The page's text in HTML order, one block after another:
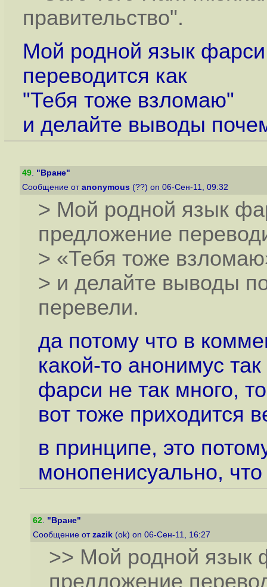
правительство".
Мой родной язык
переводится как
"Тебя тоже взломаю"
и делайте выводы
49. "Вране"
Сообщение от anonymous (??) on 06-Сен-11, 09:32
> Мой родной язык
предложение
> «Тебя тоже
> и делайте выводы
перевели.
да потому что в
какой-то анонимус
фарси не так много,
вот тоже приходится
в принципе, это
монопенисуально,
62. "Вране"
Сообщение от zazik (ok) on 06-Сен-11, 16:27
>> Мой родной язык
предложение